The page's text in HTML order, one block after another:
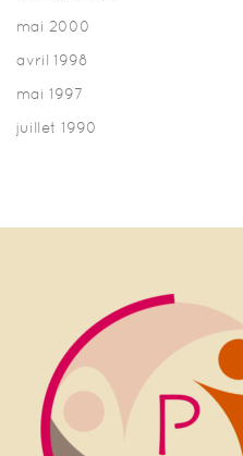
mai 2000
avril 1998
mai 1997
juillet 1990